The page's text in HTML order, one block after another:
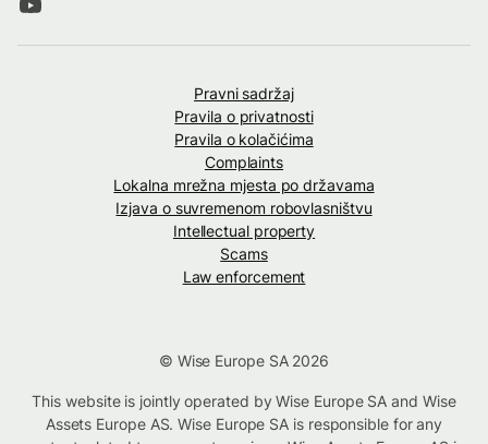
Pravni sadržaj
Pravila o privatnosti
Pravila o kolačićima
Complaints
Lokalna mrežna mjesta po državama
Izjava o suvremenom robovlasništvu
Intellectual property
Scams
Law enforcement
© Wise Europe SA 2026
This website is jointly operated by Wise Europe SA and Wise
Assets Europe AS. Wise Europe SA is responsible for any